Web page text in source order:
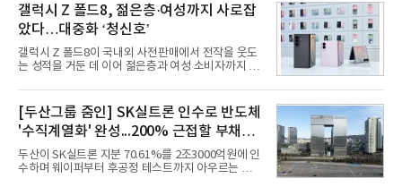
갤럭시 Z 폴드8, 젊은층·여성까지 사로잡
았다…대중화 ‘청신호’
갤럭시 Z 폴드8이 국내외 사전판매에서 전작을 웃도
는 성적을 거둔 데 이어 젊은층과 여성 소비자까지 빠
산성을 앞세운 기존 폴드의 소비자층에서 벗어나 디
자인과 휴대성을 강화하면서 폴더블폰의 대중화를 본
격화하고 있다는 분석이 나온다.10일 카운터포인트
리서치에 따르면 갤럭시 Z8 시리즈의 글로벌 사전판
매량은 전작 대비 30% 이상 증가했다. 국내 사전판매
량은 전작 대비 39% 늘었고 유럽에서도 20% 이상
증가했다. 미국에서도 역대 폴드 시리즈 가운데 가장
[두산그룹 줌인] SK실트론 인수로 반도체
'수직계열화' 완성...200% 근접할 부채비
율 부담
두산이 SK실트론 지분 70.61%를 2조3000억원에 인
수하며 웨이퍼부터 후공정 테스트까지 아우르는 반도